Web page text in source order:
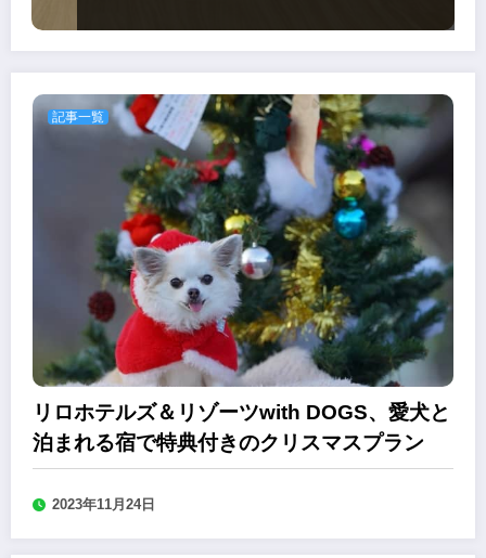
記事一覧
リロホテルズ＆リゾーツwith DOGS、愛犬と
泊まれる宿で特典付きのクリスマスプラン
2023年11月24日